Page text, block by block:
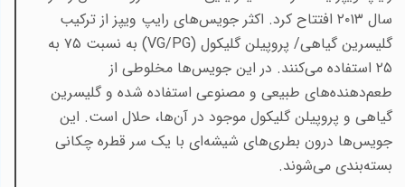
سال ۲۰۱۳ افتتاح کرد. اکثر جویس‌های رایپ ویپز از ترکیب
گلیسرین گیاهی/ پروپیلن گلیکول (VG/PG)
به نسبت ۷۵ به
۲۵ استفاده می‌کنند. در این جویس‌ها مخلوطی از
طعم‌دهنده‌های طبیعی و مصنوعی استفاده شده و گلیسرین
گیاهی و پروپیلن گلیکول موجود در آن‌ها، حلال است. این
جویس‌ها درون بطری‌های شیشه‌ای با یک سر قطره چکانی
بسته‌بندی می‌شوند.